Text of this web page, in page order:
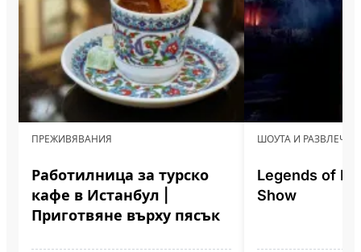
ПРЕЖИВЯВАНИЯ
Работилница за турско
кафе в Истанбул |
Приготвяне върху пясък
ШОУТА И
Legends of
Show